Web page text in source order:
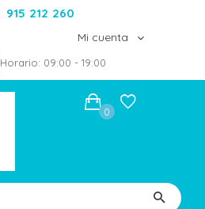
915 212 260
Mi cuenta
Horario: 09:00 - 19:00
0